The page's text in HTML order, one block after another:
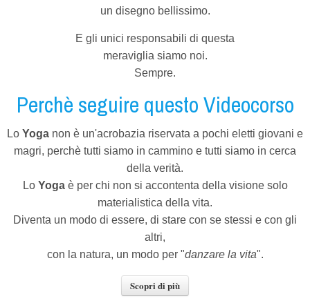
un disegno bellissimo.
E gli unici responsabili di questa
meraviglia siamo noi.
Sempre.
Perchè seguire questo Videocorso
Lo Yoga non è un'acrobazia riservata a pochi eletti giovani e
magri, perchè tutti siamo in cammino e tutti siamo in cerca
della verità.
LoYogaè per chi non si accontenta della visione solo
materialistica della vita.
Diventa un modo di essere, di stare con se stessi e con gli
altri,
con la natura, un modo per "danzare la vita".
Scopri di più